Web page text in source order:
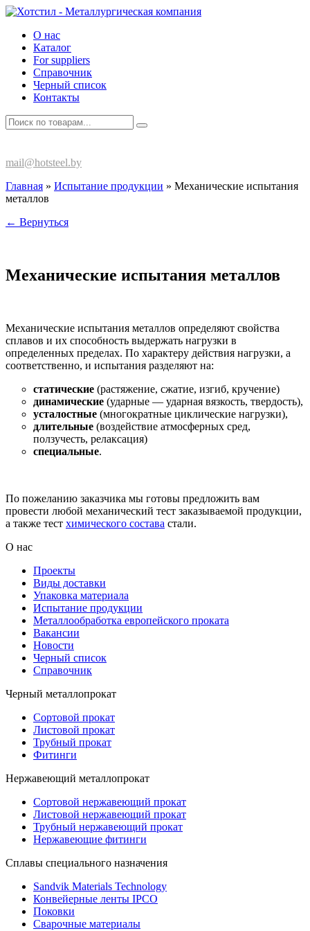
О нас
Каталог
For suppliers
Справочник
Черный список
Контакты
mail@hotsteel.by
Главная » Испытание продукции » Механические испытания
металлов
← Вернуться
Механические испытания металлов
Механические испытания металлов определяют свойства
сплавов и их способность выдержать нагрузки в
определенных пределах. По характеру действия нагрузки, а
соответственно, и испытания разделяют на:
статические (растяжение, сжатие, изгиб, кручение)
динамические (ударные — ударная вязкость, твердость),
усталостные (многократные циклические нагрузки),
длительные (воздействие атмосферных сред,
ползучесть, релаксация)
специальные.
По пожеланию заказчика мы готовы предложить вам
провести любой механический тест заказываемой продукции,
а также тест химического состава стали.
О нас
Проекты
Виды доставки
Упаковка материала
Испытание продукции
Металлообработка европейского проката
Вакансии
Новости
Черный список
Справочник
Черный металлопрокат
Сортовой прокат
Листовой прокат
Трубный прокат
Фитинги
Нержавеющий металлопрокат
Сортовой нержавеющий прокат
Листовой нержавеющий прокат
Трубный нержавеющий прокат
Нержавеющие фитинги
Cплавы специального назначения
Sandvik Materials Technology
Конвейерные ленты IPCO
Поковки
Сварочные материалы